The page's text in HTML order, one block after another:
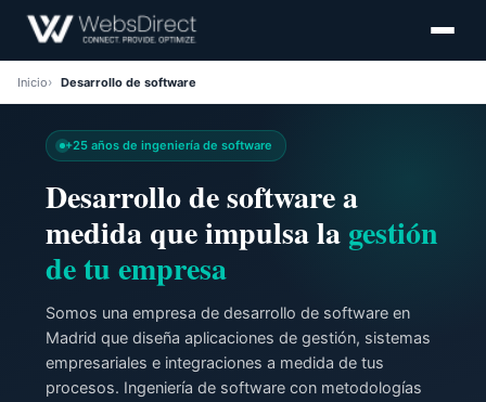
Inicio Desarrollo de software
+25 años de ingeniería de software
Desarrollo de software a
medida que impulsa lagestión
de tu empresa
Somos una empresa de desarrollo de software en
Madrid que diseña aplicaciones de gestión, sistemas
empresariales e integraciones a medida de tus
procesos. Ingeniería de software con metodologías